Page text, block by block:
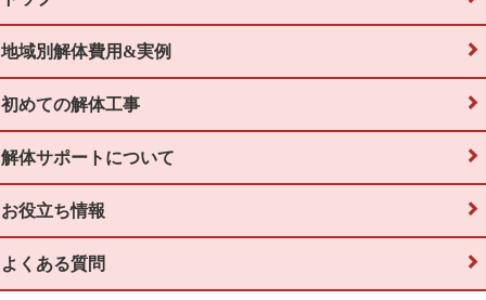
地域別解体費用&実例
初めての解体工事
解体サポートについて
お役立ち情報
よくある質問